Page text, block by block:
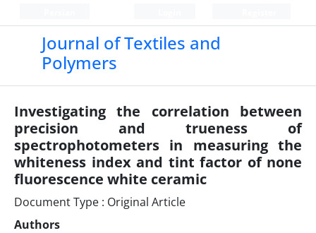
Journal of Textiles and
Polymers
Investigating the correlation between
precision and trueness of
spectrophotometers in measuring the
whiteness index and tint factor of none
fluorescence white ceramic
Document Type : Original Article
Authors